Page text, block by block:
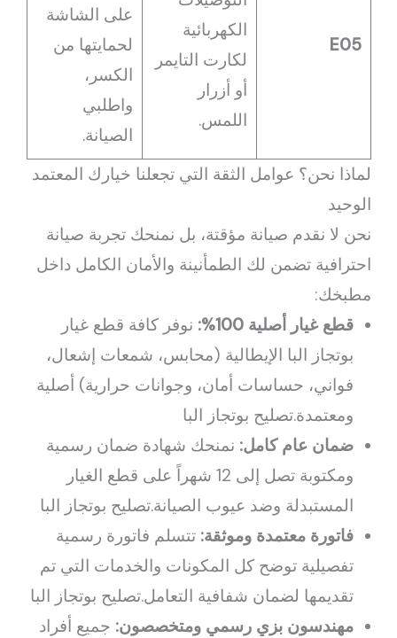
E05
الكهربائية
لكارت التايمر
أو أزرار
اللمس.
على الشاشة
لحمايتها من
الكسر،
واطلبي
الصيانة.
لماذا نحن؟ عوامل الثقة التي تجعلنا خيارك المعتمد
الوحيد
نحن لا نقدم صيانة مؤقتة، بل نمنحك تجربة صيانة
احترافية تضمن لك الطمأنينة والأمان الكامل داخل
مطبخك:
قطع غيار أصلية 100%:
نوفر كافة قطع غيار
بوتجاز البا الإيطالية (محابس، شمعات إشعال،
فواني، حساسات أمان، وجوانات حرارية) أصلية
ومعتمدة.تصليح بوتجاز البا
ضمان عام كامل: نمنحك شهادة ضمان رسمية
ومكتوبة تصل إلى 12 شهراً على قطع الغيار
المستبدلة وضد عيوب الصيانة.تصليح بوتجاز البا
فاتورة معتمدة وموثقة: تتسلم فاتورة رسمية
تفصيلية توضح كل المكونات والخدمات التي تم
تقديمها لضمان شفافية التعامل.تصليح بوتجاز البا
مهندسون بزي رسمي ومتخصصون: جميع أفراد